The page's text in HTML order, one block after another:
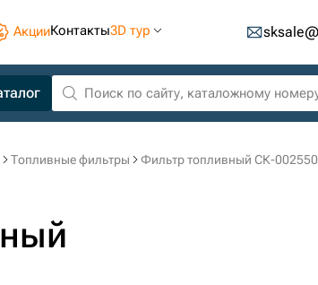
АкцииКонтакты3D тур
Топливные фильтры Фильтр топливный СК-